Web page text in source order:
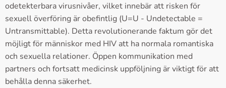
odetekterbara virusnivåer, vilket innebär att risken för
sexuell överföring är obefintlig (U=U - Undetectable =
Untransmittable). Detta revolutionerande faktum gör det
möjligt för människor med HIV att ha normala romantiska
och sexuella relationer. Öppen kommunikation med
partners och fortsatt medicinsk uppföljning är viktigt för att
behålla denna säkerhet.